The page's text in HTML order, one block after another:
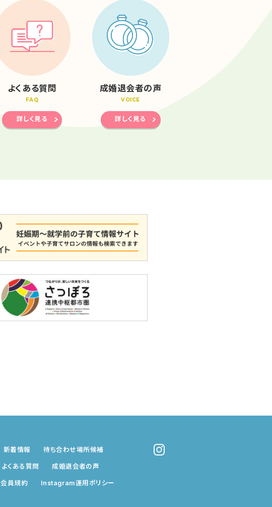
よくある質問
FAQ
詳しく見る
成婚退会者の声
VOICE
詳しく見る
新着情報 待ち合わせ場所候補
よくある質問 成婚退会者の声
会員規約 Instagram運用ポリシー